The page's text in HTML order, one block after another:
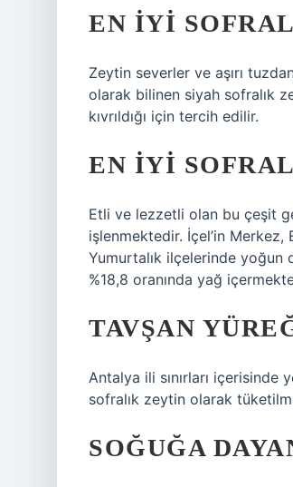
EN IYI
Zeytin severler ve aşırı
olarak bilinen siyah sofralık
kıvrıldığı için tercih edilir.
EN IYI
Etli ve lezzetli olan bu çeşit
işlenmektedir. İçel’in Merkez,
Yumurtalık ilçelerinde
%18,8 oranında yağ
TAVŞAN
Antalya ili sınırları
sofralık zeytin olarak
SOĞUĞA